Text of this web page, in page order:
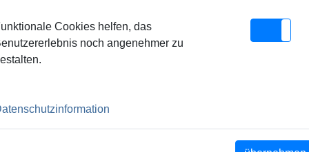
SCHNELLWECHSEL-
Cookies helfen, das
noch angenehmer zu